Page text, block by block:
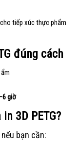
tiếp xúc thực phẩm
đúng cách
giờ
3D PETG?
nếu bạn cần: